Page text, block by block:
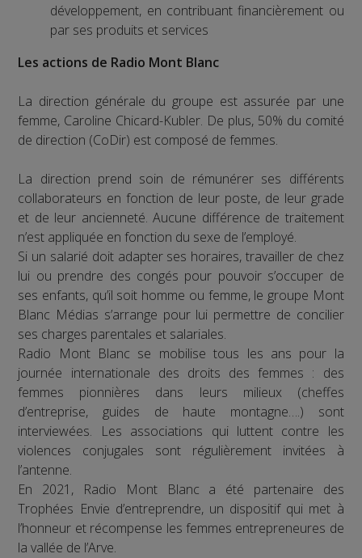
développement, en contribuant financièrement ou
par ses produits et services
Les actions de Radio Mont Blanc
La direction générale du groupe est assurée par une
femme, Caroline Chicard-Kubler. De plus, 50% du comité
de direction (CoDir) est composé de femmes.
La direction prend soin de rémunérer ses différents
collaborateurs en fonction de leur poste, de leur grade
et de leur ancienneté. Aucune différence de traitement
n’est appliquée en fonction du sexe de l’employé.
Si un salarié doit adapter ses horaires, travailler de chez
lui ou prendre des congés pour pouvoir s’occuper de
ses enfants, qu’il soit homme ou femme, le groupe Mont
Blanc Médias s’arrange pour lui permettre de concilier
ses charges parentales et salariales.
Radio Mont Blanc se mobilise tous les ans pour la
journée internationale des droits des femmes : des
femmes pionnières dans leurs milieux (cheffes
d’entreprise, guides de haute montagne….) sont
interviewées. Les associations qui luttent contre les
violences conjugales sont régulièrement invitées à
l’antenne.
En 2021, Radio Mont Blanc a été partenaire des
Trophées Envie d’entreprendre, un dispositif qui met à
l’honneur et récompense les femmes entrepreneures de
la vallée de l’Arve.